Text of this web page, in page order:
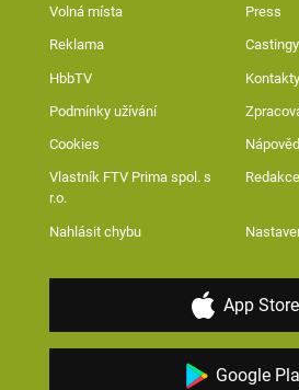
Volná místa Press
Reklama
HbbTV Kontakty
Podmínky užívání
Cookies
Vlastník FTV Prima spol. s
r.o.
Redakce
Nahlásit chybu
App Store
Google